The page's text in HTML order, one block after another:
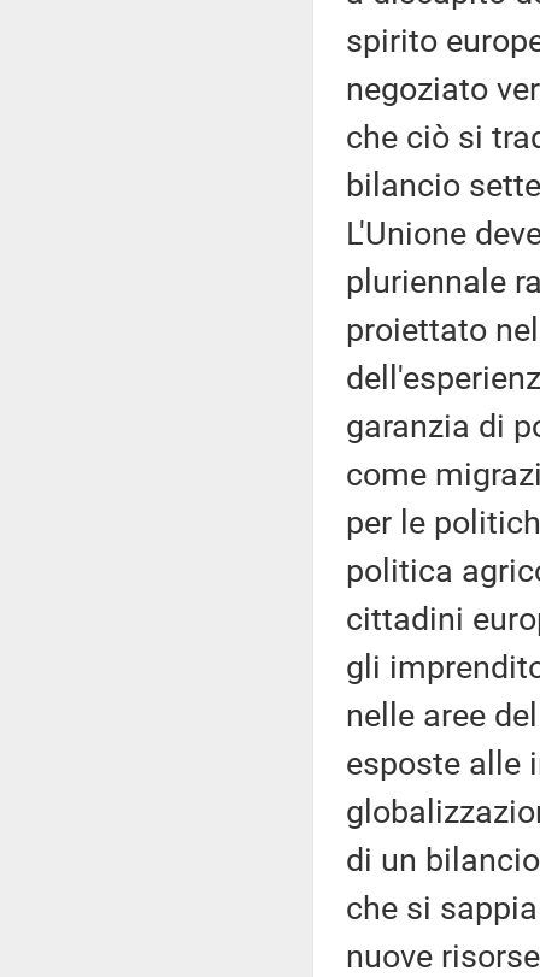
spirito
negoziato
che ciò si
bilancio
L'Unione
pluriennale
proiettato
garanzia di
come
per le
politica
cittadini
gli
nelle aree
esposte alle
di un
che si
nuove